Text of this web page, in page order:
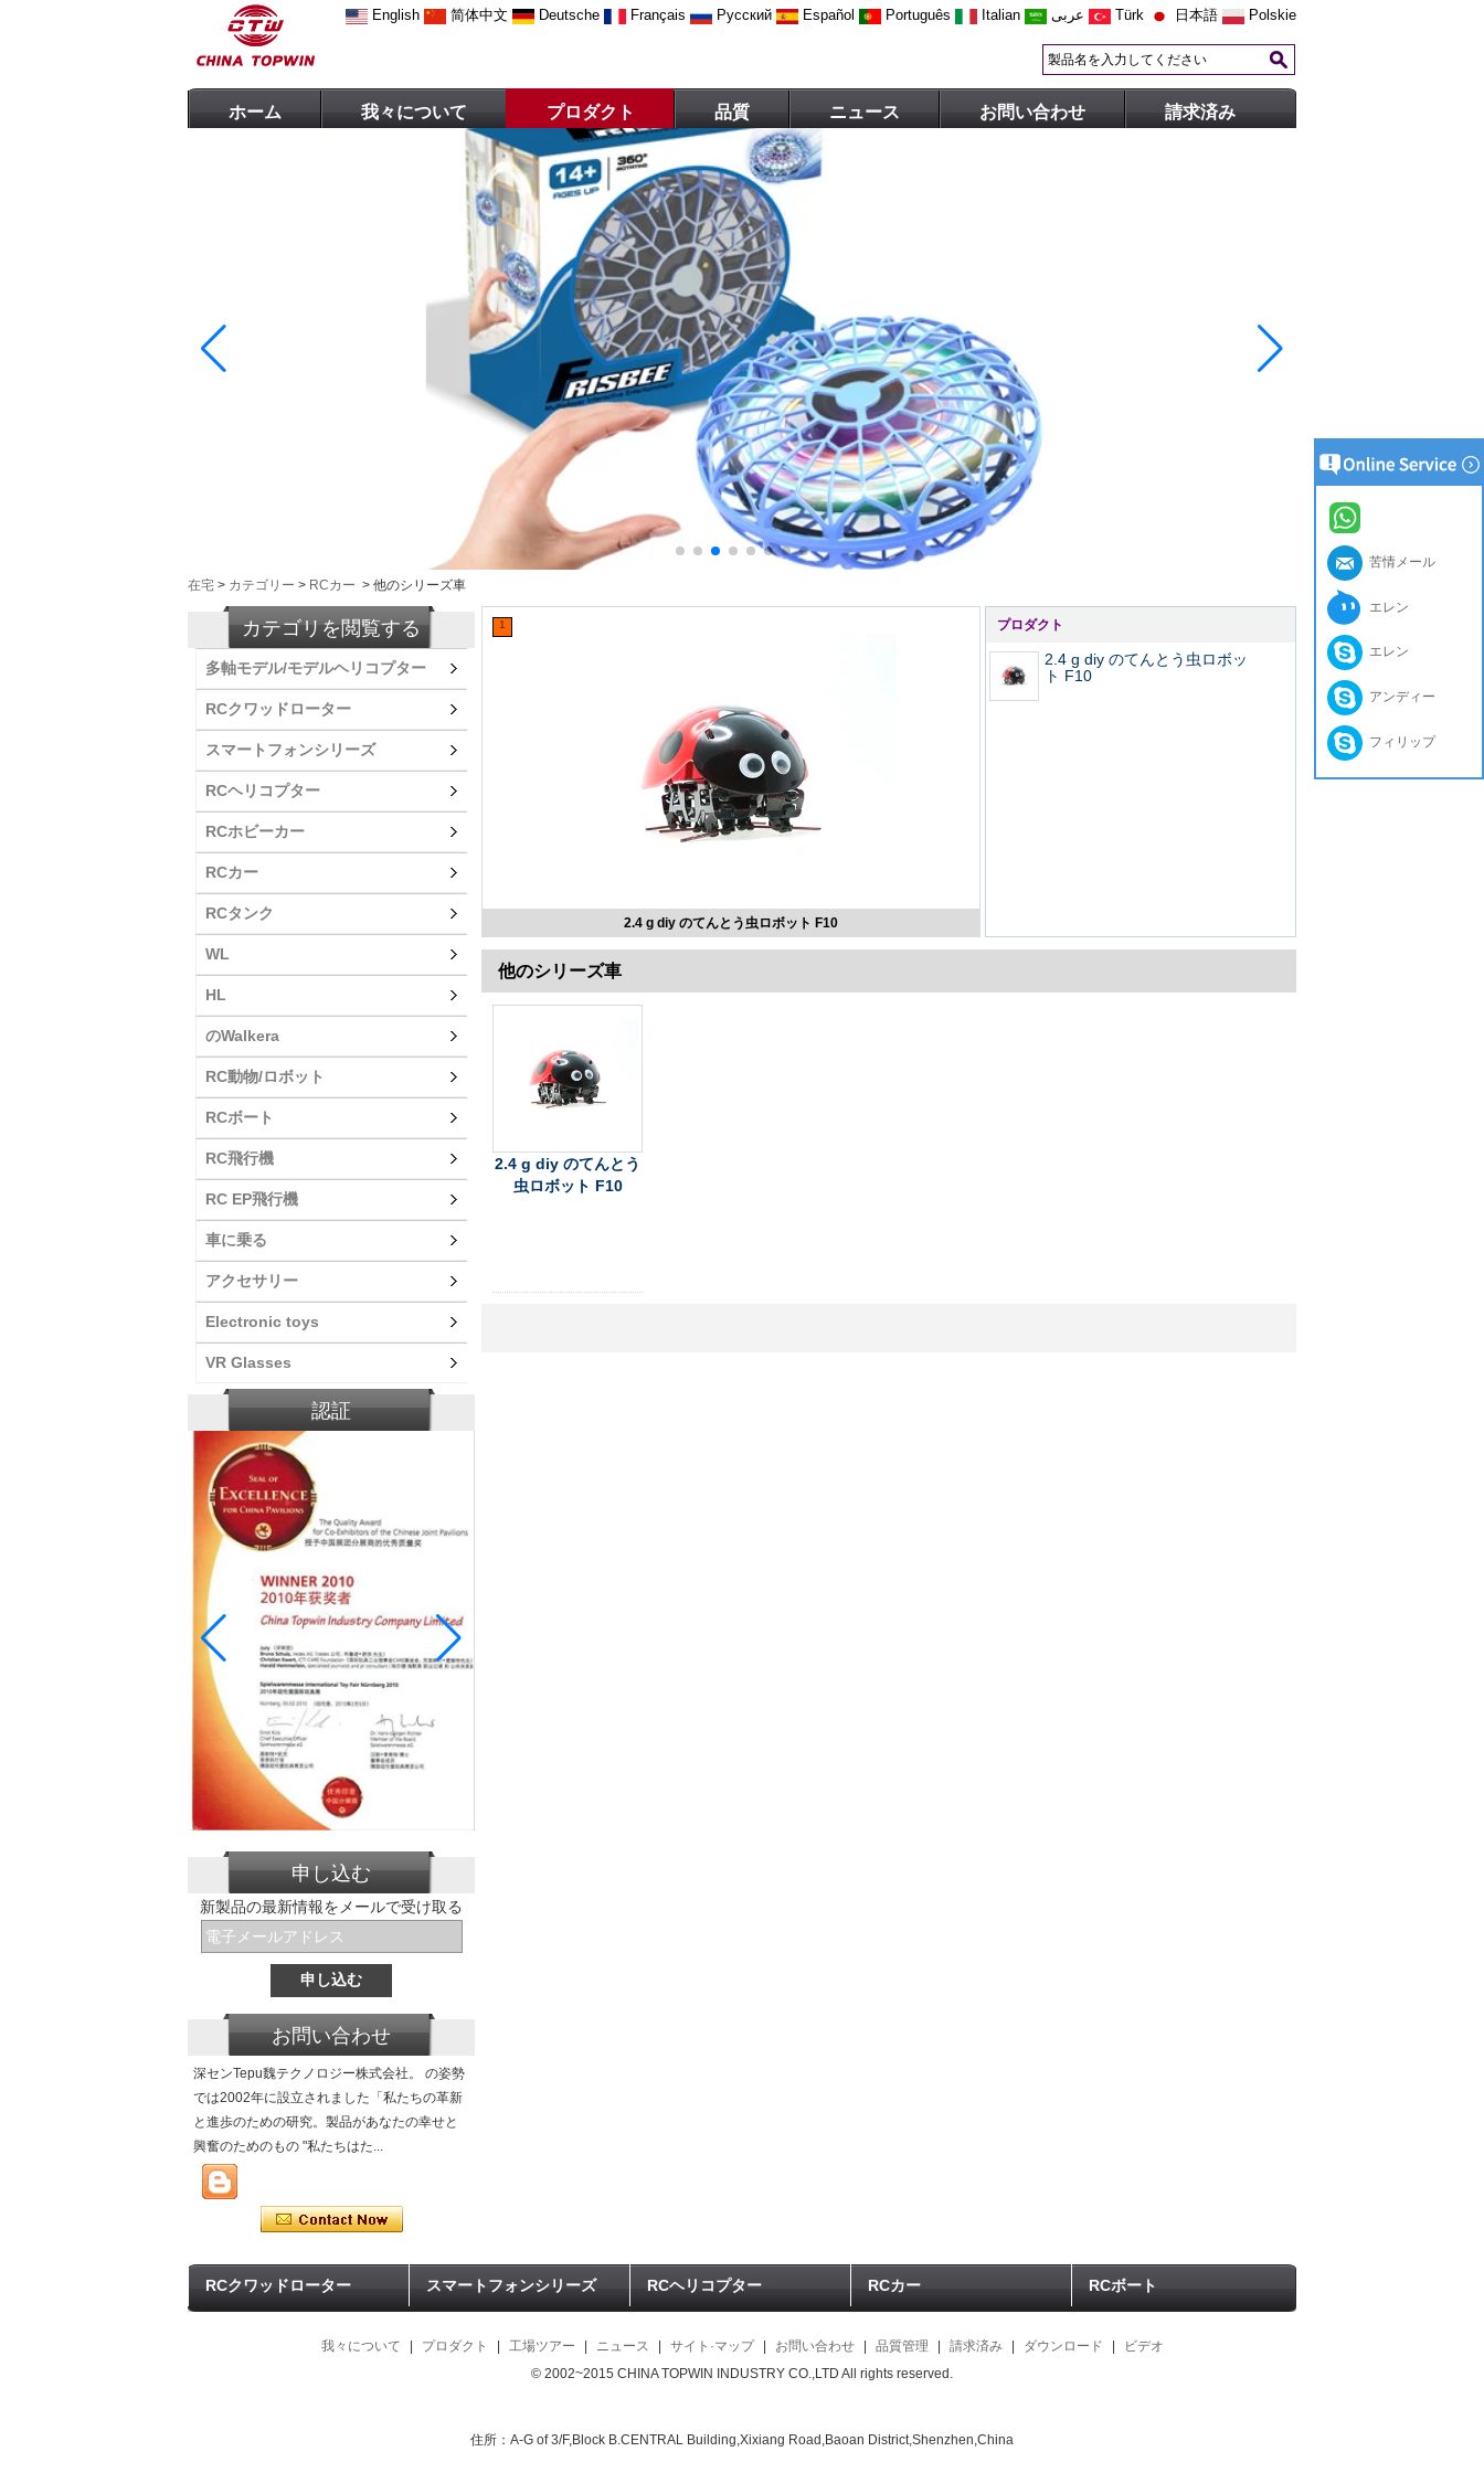
English 简体中文 Deutsche Français Русский Español Português Italian عربى Türk 日本語 Polskie
ホーム 我々について プロダクト 品質 ニュース お問い合わせ 請求済み
在宅 > カテゴリー > RCカー > 他のシリーズ車
カテゴリを閲覧する
多軸モデル/モデルヘリコプター
RCクワッドローター
スマートフォンシリーズ
RCヘリコプター
RCホビーカー
RCカー
RCタンク
WL
HL
のWalkera
RC動物/ロボット
RCボート
RC飛行機
RC EP飛行機
車に乗る
アクセサリー
Electronic toys
VR Glasses
認証
申し込む
新製品の最新情報をメールで受け取る
お問い合わせ
深センTepu魏テクノロジー株式会社。 の姿勢
では2002年に設立されました「私たちの革新
と進歩のための研究。製品があなたの幸せと
興奮のためのもの "私たちはた...
1
2.4 g diy のてんとう虫ロボット F10
プロダクト
2.4 g diy のてんとう虫ロボッ
ト F10
他のシリーズ車
2.4 g diy のてんとう
虫ロボット F10
RCクワッドローター スマートフォンシリーズ RCヘリコプター RCカー RCボート
我々について プロダクト 工場ツアー ニュース サイト·マップ お問い合わせ 品質管理 請求済み ダウンロード
ビデオ
© 2002~2015 CHINA TOPWIN INDUSTRY CO.,LTD All rights reserved.
住所：A-G of 3/F,Block B.CENTRAL Building,Xixiang Road,Baoan District,Shenzhen,China
苦情メール
エレン
エレン
アンディー
フィリップ